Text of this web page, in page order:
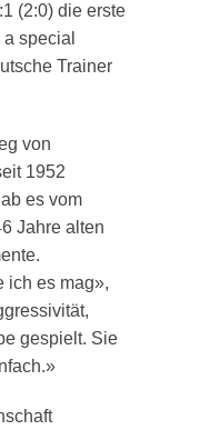
(2:0) die erste
special
Trainer
von
1952
es vom
Jahre alten
ich es mag»,
gespielt. Sie